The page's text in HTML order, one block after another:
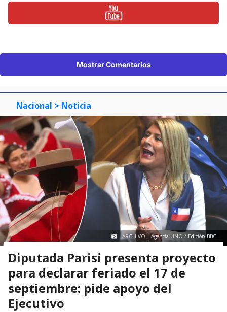
Mostrar Comentarios
Nacional > Noticia
ARCHIVO | Agencia UNO / Edición BBCL
Diputada Parisi presenta proyecto
para declarar feriado el 17 de
septiembre: pide apoyo del
Ejecutivo